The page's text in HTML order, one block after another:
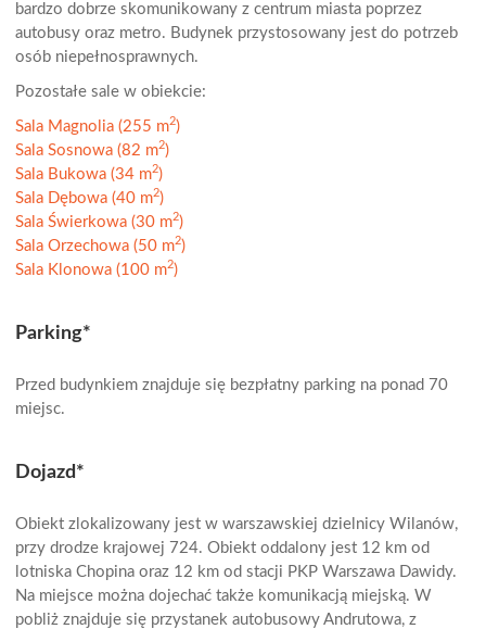
bardzo dobrze skomunikowany z centrum miasta poprzez
autobusy oraz metro. Budynek przystosowany jest do potrzeb
osób niepełnosprawnych.
Pozostałe sale w obiekcie:
Sala Magnolia (255 m2)
Sala Sosnowa (82 m2)
Sala Bukowa (34 m2)
Sala Dębowa (40 m2)
Sala Świerkowa (30 m2)
Sala Orzechowa (50 m2)
Sala Klonowa (100 m2)
Parking*
Przed budynkiem znajduje się bezpłatny parking na ponad 70
miejsc.
Dojazd*
Obiekt zlokalizowany jest w warszawskiej dzielnicy Wilanów,
przy drodze krajowej 724. Obiekt oddalony jest 12 km od
lotniska Chopina oraz 12 km od stacji PKP Warszawa Dawidy.
Na miejsce można dojechać także komunikacją miejską. W
pobliż znajduje się przystanek autobusowy Andrutowa, z